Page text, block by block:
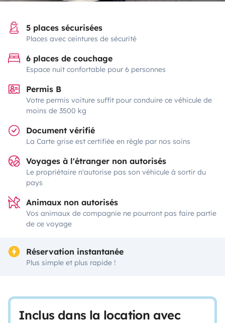
5 places sécurisées
Places avec ceintures de sécurité
6 places de couchage
Espace nuit confortable pour 6 personnes
Permis B
Votre permis voiture suffit pour conduire ce véhicule de
moins de 3500 kg
Document vérifié
La Carte grise est certifiée en règle par nos soins
Voyages à l'étranger non autorisés
Le propriétaire n'autorise pas son véhicule à sortir du
pays
Animaux non autorisés
Vos animaux de compagnie ne pourront pas faire partie
de ce voyage
Réservation instantanée
Plus simple et plus rapide !
Inclus dans la location avec